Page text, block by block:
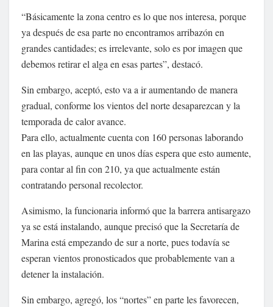
“Básicamente la zona centro es lo que nos interesa, porque
ya después de esa parte no encontramos arribazón en
grandes cantidades; es irrelevante, solo es por imagen que
debemos retirar el alga en esas partes”, destacó.
Sin embargo, aceptó, esto va a ir aumentando de manera
gradual, conforme los vientos del norte desaparezcan y la
temporada de calor avance.
Para ello, actualmente cuenta con 160 personas laborando
en las playas, aunque en unos días espera que esto aumente,
para contar al fin con 210, ya que actualmente están
contratando personal recolector.
Asimismo, la funcionaria informó que la barrera antisargazo
ya se está instalando, aunque precisó que la Secretaría de
Marina está empezando de sur a norte, pues todavía se
esperan vientos pronosticados que probablemente van a
detener la instalación.
Sin embargo, agregó, los “nortes” en parte les favorecen,